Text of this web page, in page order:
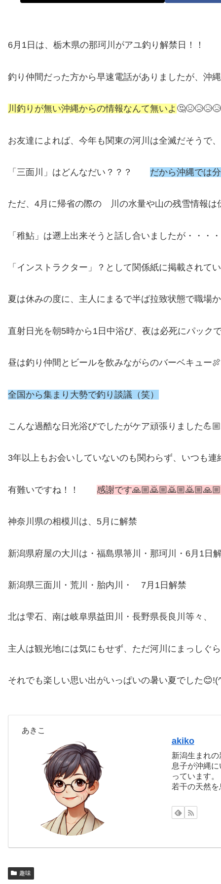
6月1日は、栃木県の那珂川がアユ釣り解禁日！！
釣り仲間だった方から早速電話がありましたが、沖
川釣りが無い沖縄からの情報なんて無いよ 🤔😣😥😥😥
お友達によれば、今年も関東の河川は全滅だそうで
「三面川」はどんなだい？？？ だから沖縄では
ただ、4月に帰省の際の 川の水量や山の残雪情報は
「稚鮎」は遡上出来そうと話し合いましたが・・・
「インストラクター」？として関係紙に掲載されて
夏は休みの度に、主人にまるで半ば拉致状態で職場
直射日光を朝5時から1日中浴び、夜は必死にパック
昼は釣り仲間とビールを飲みながらのバーベキュー
全国から集まり大勢で釣り談議（笑）
こんな過酷な日光浴びでしたがケア頑張りました
3年以上もお会いしていないのも関わらず、いつも連
有難いですね！！ 感謝です
神奈川県の相模川は、5月に解禁
新潟県府屋の大川は・福島県箒川・那珂川・6月1日
新潟県三面川・荒川・胎内川・ 7月1日解禁
北は雫石、南は岐阜県益田川・長野県長良川等々、
主人は観光地には気にもせず、ただ河川にまっしぐ
それでも楽しい思い出がいっぱいの暑い夏でした
あきこ
akiko
新潟生まれ
息子が沖縄
っています。
若干の天然
趣味